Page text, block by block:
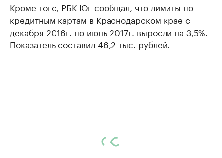
Кроме того, РБК Юг сообщал, что лимиты по
кредитным картам в Краснодарском крае с
декабря 2016г. по июнь 2017г. выросли на 3,5%.
Показатель составил 46,2 тыс. рублей.